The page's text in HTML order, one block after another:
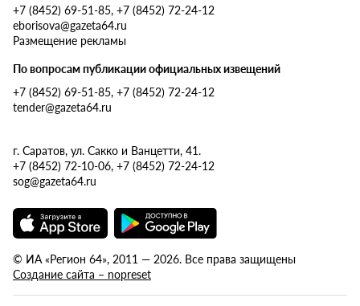
+7 (8452) 69-51-85, +7 (8452) 72-24-12
eborisova@gazeta64.ru
Размещение рекламы
По вопросам публикации официальных извещений
+7 (8452) 69-51-85, +7 (8452) 72-24-12
tender@gazeta64.ru
г. Саратов, ул. Сакко и Ванцетти, 41.
+7 (8452) 72-10-06, +7 (8452) 72-24-12
sog@gazeta64.ru
© ИА «Регион 64», 2011 — 2026. Все права защищены
Создание сайта – nopreset